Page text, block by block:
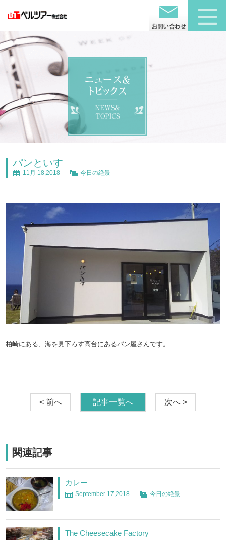
パンといす
11月 18,2018 今日の絶景
柏崎にある、海を見下ろす高台にあるパン屋さんです。
< 前へ 記事一覧へ 次へ >
関連記事
カレー
September 17,2018 今日の絶景
The Cheesecake Factory